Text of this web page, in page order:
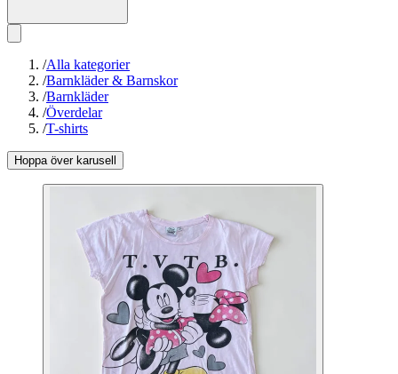
/Alla kategorier
/Barnkläder & Barnskor
/Barnkläder
/Överdelar
/T-shirts
Hoppa över karusell